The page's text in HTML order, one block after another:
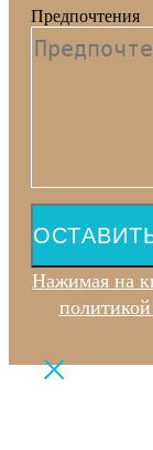
Предпочтения
Нажимая на